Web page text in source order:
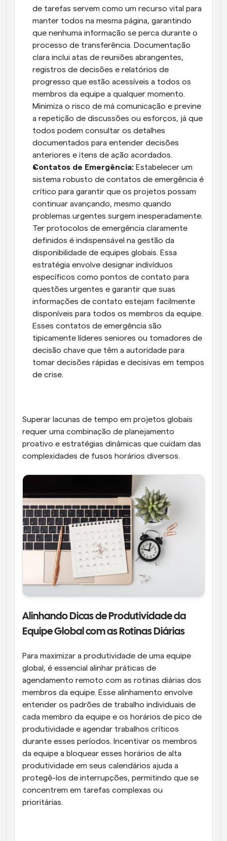
de tarefas servem como um recurso vital para
manter todos na mesma página, garantindo
que nenhuma informação se perca durante o
processo de transferência. Documentação
clara inclui atas de reuniões abrangentes,
registros de decisões e relatórios de
progresso que estão acessíveis a todos os
membros da equipe a qualquer momento.
Minimiza o risco de má comunicação e previne
a repetição de discussões ou esforços, já que
todos podem consultar os detalhes
documentados para entender decisões
anteriores e itens de ação acordados.
Contatos de Emergência: Estabelecer um
sistema robusto de contatos de emergência é
crítico para garantir que os projetos possam
continuar avançando, mesmo quando
problemas urgentes surgem inesperadamente.
Ter protocolos de emergência claramente
definidos é indispensável na gestão da
disponibilidade de equipes globais. Essa
estratégia envolve designar indivíduos
específicos como pontos de contato para
questões urgentes e garantir que suas
informações de contato estejam facilmente
disponíveis para todos os membros da equipe.
Esses contatos de emergência são
tipicamente líderes seniores ou tomadores de
decisão chave que têm a autoridade para
tomar decisões rápidas e decisivas em tempos
de crise.
Superar lacunas de tempo em projetos globais
requer uma combinação de planejamento
proativo e estratégias dinâmicas que cuidam das
complexidades de fusos horários diversos.
Alinhando Dicas de Produtividade da
Equipe Global com as Rotinas Diárias
Para maximizar a produtividade de uma equipe
global, é essencial alinhar práticas de
agendamento remoto com as rotinas diárias dos
membros da equipe. Esse alinhamento envolve
entender os padrões de trabalho individuais de
cada membro da equipe e os horários de pico de
produtividade e agendar trabalhos críticos
durante esses períodos. Incentivar os membros
da equipe a bloquear esses horários de alta
produtividade em seus calendários ajuda a
protegê-los de interrupções, permitindo que se
concentrem em tarefas complexas ou
prioritárias.